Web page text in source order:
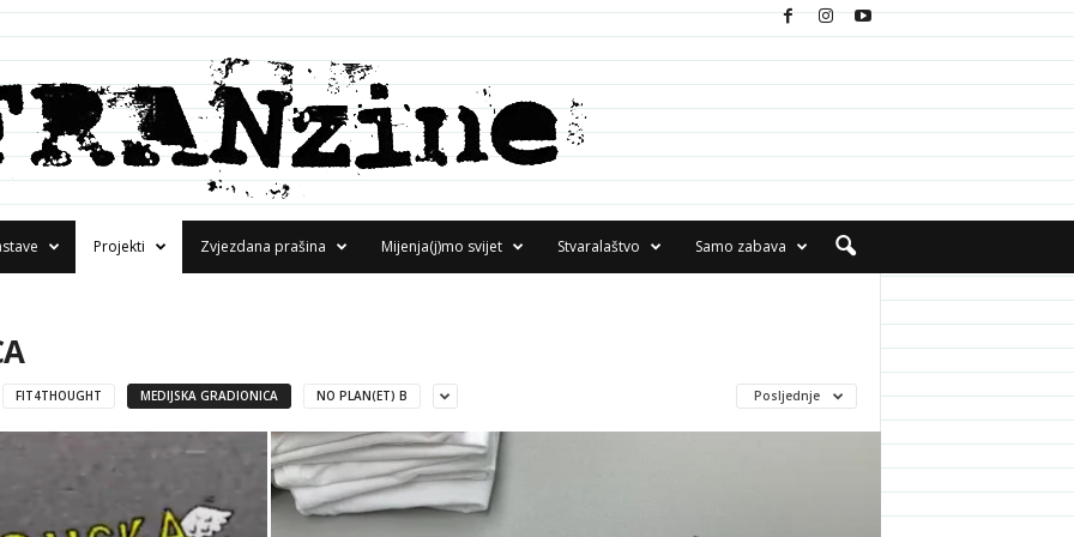
Projekti Zvjezdana prašina Mijenja(j)mo svijet Stvaralaštvo Samo zabava
FIT4THOUGHT MEDIJSKA GRADIONICA NO PLAN(ET) B Posljednje